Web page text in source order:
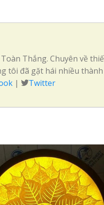
Toàn Thắng. Chuyên về
tôi đã gặt hái nhiều
| Twitter